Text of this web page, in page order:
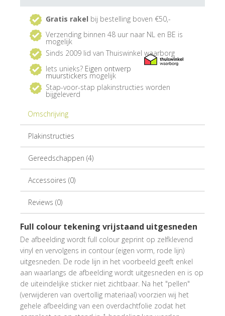
Gratis rakel bij bestelling boven €50,-
Verzending binnen 48 uur naar NL en BE is
mogelijk
Sinds 2009 lid van Thuiswinkel waarborg
Iets unieks? Eigen ontwerp
muurstickers mogelijk
Stap-voor-stap plakinstructies worden
bijgeleverd
Omschrijving
Plakinstructies
Gereedschappen (4)
Accessoires (0)
Reviews (0)
Full colour tekening vrijstaand uitgesneden
De afbeelding wordt full colour geprint op zelfklevend
vinyl en vervolgens in contour (eigen vorm, rode lijn)
uitgesneden. De rode lijn in het voorbeeld geeft enkel
aan waarlangs de afbeelding wordt uitgesneden en is op
de uiteindelijke sticker niet zichtbaar. Na het "pellen"
(verwijderen van overtollig materiaal) voorzien wij het
gehele afbeelding van een overdachtfolie zodat het